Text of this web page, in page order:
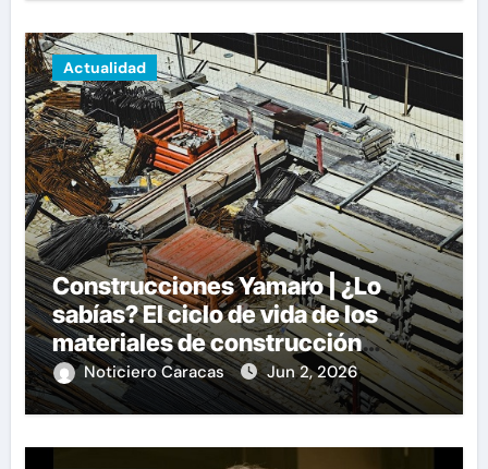
Actualidad
Construcciones Yamaro | ¿Lo
sabías? El ciclo de vida de los
materiales de construcción
revoluciona eficiencia en
proyectos modernos
Noticiero Caracas Jun 2, 2026